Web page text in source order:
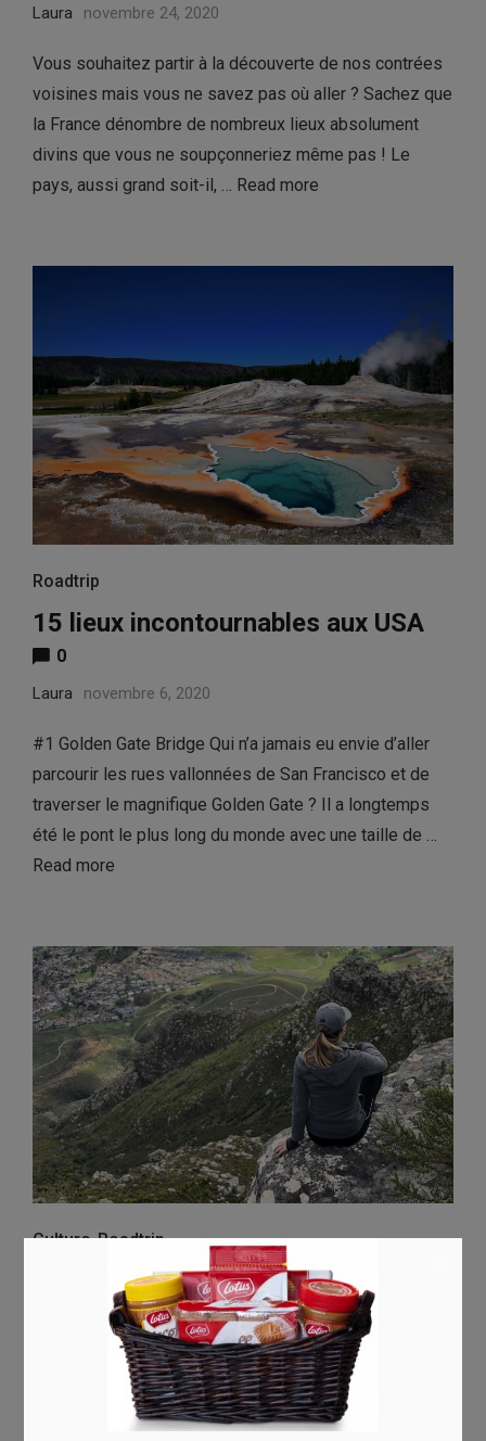
Laura novembre 24, 2020
Vous souhaitez partir à la découverte de nos contrées
voisines mais vous ne savez pas où aller ? Sachez que
la France dénombre de nombreux lieux absolument
divins que vous ne soupçonneriez même pas ! Le
pays, aussi grand soit-il, … Read more
Roadtrip
15 lieux incontournables aux USA
0
Laura novembre 6, 2020
#1 Golden Gate Bridge Qui n’a jamais eu envie d’aller
parcourir les rues vallonnées de San Francisco et de
traverser le magnifique Golden Gate ? Il a longtemps
été le pont le plus long du monde avec une taille de …
Read more
Culture,Roadtrip
Les plus jolis endroits à découvrir
en Belgique
0
octobre 30, 2020
Pas besoin d’aller bien loin pour découvrir de
véritables merveilles ! La Belgique abrite de nombreux